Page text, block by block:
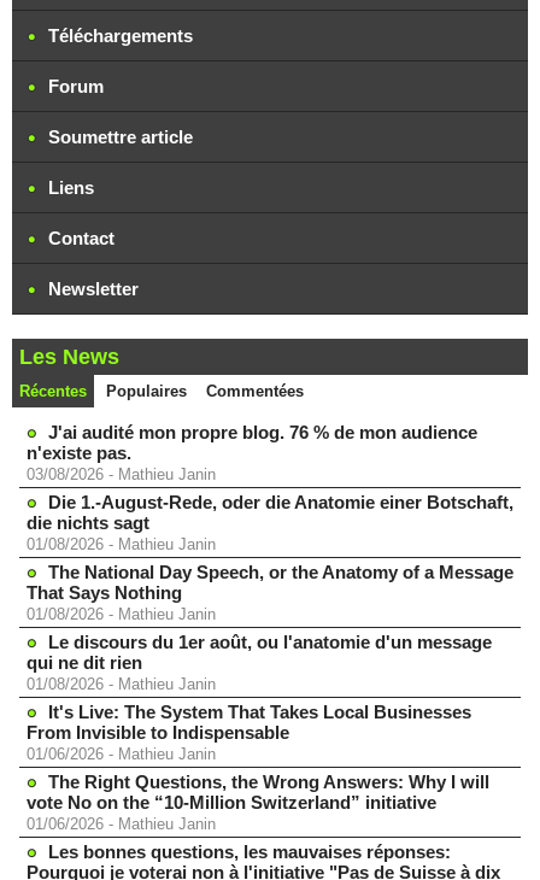
Téléchargements
Forum
Soumettre article
Liens
Contact
Newsletter
Les News
Récentes Populaires Commentées
J'ai audité mon propre blog. 76 % de mon audience
n'existe pas.
03/08/2026 - Mathieu Janin
Die 1.-August-Rede, oder die Anatomie einer Botschaft,
die nichts sagt
01/08/2026 - Mathieu Janin
The National Day Speech, or the Anatomy of a Message
That Says Nothing
01/08/2026 - Mathieu Janin
Le discours du 1er août, ou l'anatomie d'un message
qui ne dit rien
01/08/2026 - Mathieu Janin
It's Live: The System That Takes Local Businesses
From Invisible to Indispensable
01/06/2026 - Mathieu Janin
The Right Questions, the Wrong Answers: Why I will
vote No on the “10-Million Switzerland” initiative
01/06/2026 - Mathieu Janin
Les bonnes questions, les mauvaises réponses:
Pourquoi je voterai non à l'initiative "Pas de Suisse à dix